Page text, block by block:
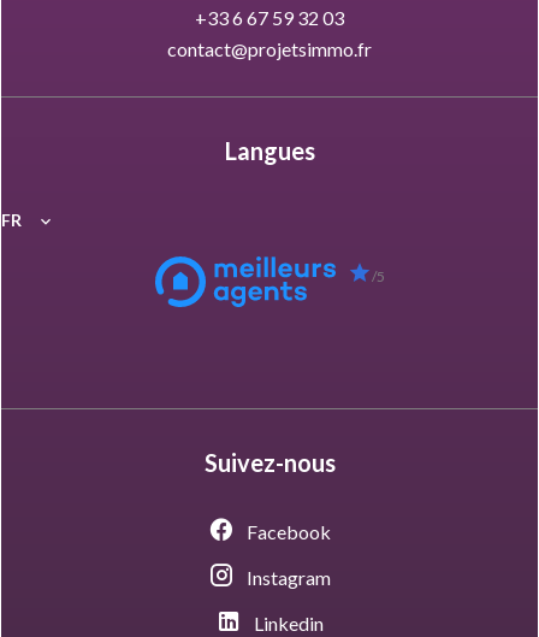
+33 6 67 59 32 03
contact@projetsimmo.fr
Langues
FR
/5
Suivez-nous
Facebook
Instagram
Linkedin